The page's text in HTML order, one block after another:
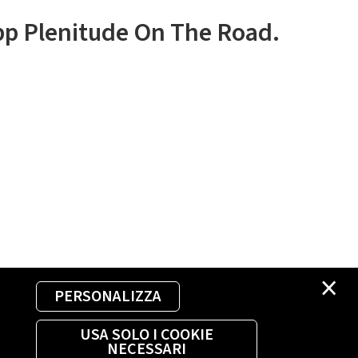
×
PERSONALIZZA
USA SOLO I COOKIE
NECESSARI
Plenitude On The Road.